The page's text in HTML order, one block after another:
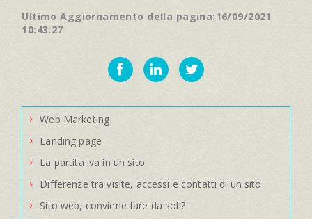
Web Marketing
Landing page
La partita iva in un sito
Differenze tra visite, accessi e contatti di un sito
Sito web, conviene fare da soli?
Ultimo Aggiornamento della pagina:16/09/2021
10:43:27